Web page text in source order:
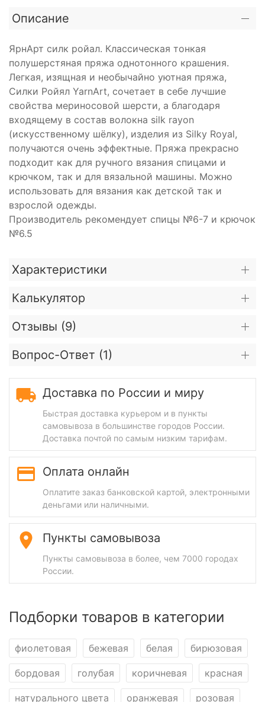
Описание
ЯрнАрт силк ройал. Классическая тонкая
полушерстяная пряжа однотонного крашения.
Легкая, изящная и необычайно уютная пряжа,
Силки Ройял YarnArt, сочетает в себе лучшие
свойства мериносовой шерсти, а благодаря
входящему в состав волокна silk rayon
(искусственному шёлку), изделия из Silky Royal,
получаются очень эффектные. Пряжа прекрасно
подходит как для ручного вязания спицами и
крючком, так и для вязальной машины. Можно
использовать для вязания как детской так и
взрослой одежды.
Производитель рекомендует спицы №6-7 и крючок
№6.5
Характеристики
Калькулятор
Отзывы (9)
Вопрос-Ответ (1)
Доставка по России и миру
Быстрая доставка курьером и в пункты
самовывоза в большинстве городов России.
Доставка почтой по самым низким тарифам.
Оплата онлайн
Оплатите заказ банковской картой, электронными
деньгами или наличными.
Пункты самовывоза
Пункты самовывоза в более, чем 7000 городах
России.
Подборки товаров в категории
фиолетовая бежевая белая бирюзовая
бордовая голубая коричневая красная
натурального цвета оранжевая розовая